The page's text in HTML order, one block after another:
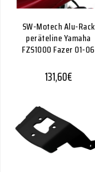
SW-Motech Alu-Rack
peräteline Yamaha
FZS1000 Fazer 01-06
131,60€